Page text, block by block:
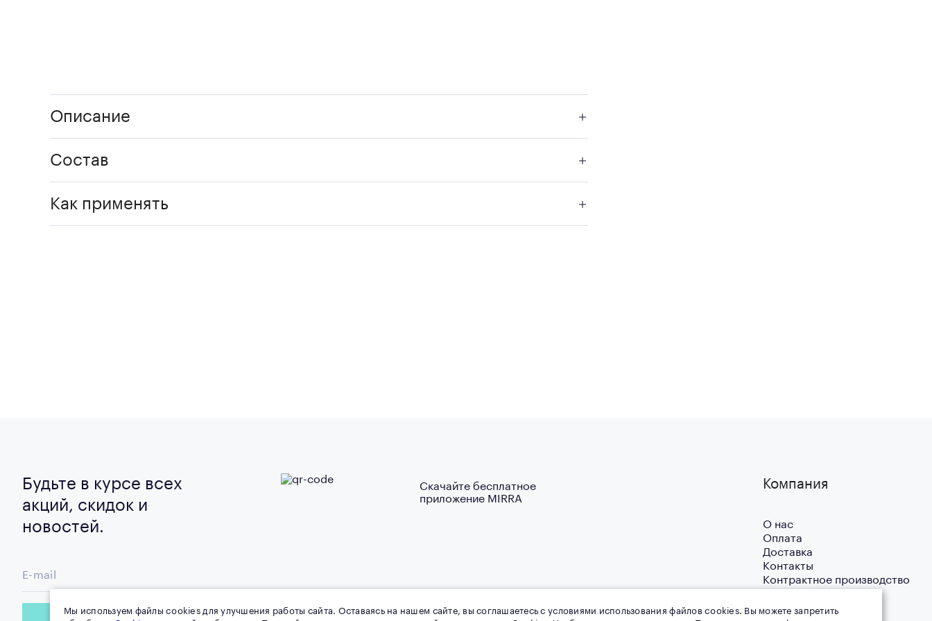
Описание
Состав
Как применять
Будьте в курсе всех
акций, скидок и
новостей.
E-mail
Подписаться
Скачайте бесплатное
приложение MIRRA
Компания
О нас
Оплата
Доставка
Контакты
Контрактное производство
Новости
Мы используем файлы cookies для улучшения работы сайта. Оставаясь на нашем сайте, вы соглашаетесь с условиями использования файлов cookies. Вы можете запретить